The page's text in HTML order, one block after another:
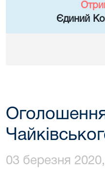
Єдиний
03 березня